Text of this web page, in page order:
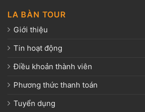
LA BÀN TOUR
Giới thiệu
Tin hoạt động
Điều khoản thành viên
Phương thức thanh toán
Tuyển dụng